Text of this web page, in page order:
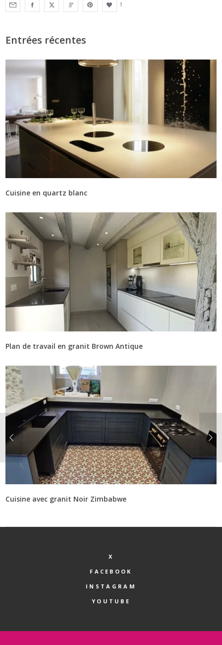
1
Entrées récentes
Cuisine en quartz blanc
Plan de travail en granit Brown Antique
Cuisine avec granit Noir Zimbabwe
X
FACEBOOK
INSTAGRAM
YOUTUBE